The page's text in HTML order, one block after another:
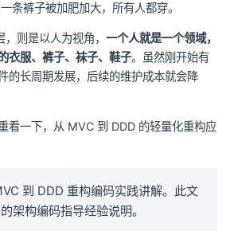
条裤子被加肥加大，所有人都穿。
则是以人为视角， 一个人就是一个领域，
衣服、裤子、袜子、鞋子。虽然刚开始有
的长周期发展，后续的维护成本就会降
看一下，从 MVC 到 DDD 的轻量化重构应
到 DDD 重构编码实践讲解。此文
架构编码指导经验说明。